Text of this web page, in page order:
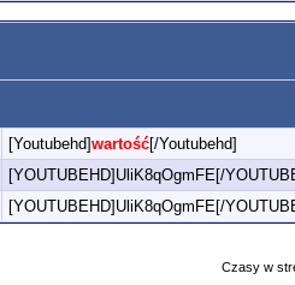
[Youtubehd]wartość[/Youtubehd]
[YOUTUBEHD]UliK8qOgmFE[/
[YOUTUBEHD]UliK8qOgmFE[/
Czasy w